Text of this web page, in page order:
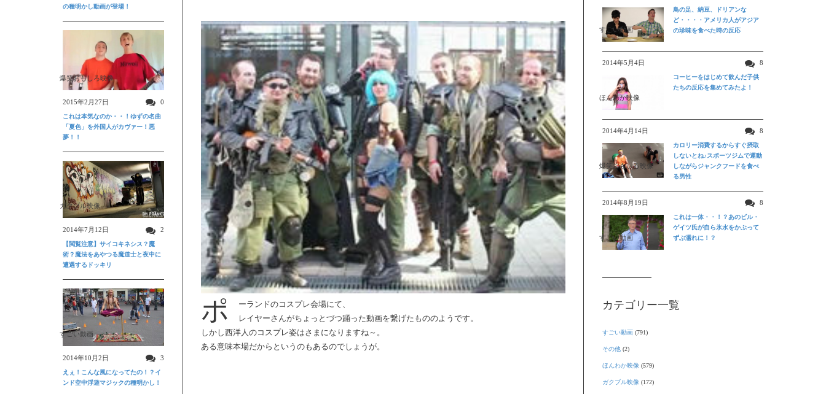
ポ
ーランドのコスプレ会場にて、
レイヤーさんがちょっとづつ踊った動画を繋げたもののようです。
しかし西洋人のコスプレ姿はさまになりますね～。
ある意味本場だからというのもあるのでしょうが。
すごい動画
鳥の足、納豆、ドリアンな
ど・・・・アメリカ人がアジア
の珍味を食べた時の反応
2014年5月4日 8
ほんわか映像
コーヒーをはじめて飲んだ子供
たちの反応を集めてみたよ！
2014年4月14日 8
爆笑おもしろ映像
カロリー消費するからすぐ摂取
しないとね♪スポーツジムで運動
しながらジャンクフードを食べ
る男性
2014年8月19日 8
すごい動画
これは一体・・！？あのビル・
ゲイツ氏が自ら氷水をかぶって
ずぶ濡れに！？
カテゴリー一覧
すごい動画 (791)
その他 (2)
ほんわか映像 (579)
ガクブル映像 (172)
の種明かし動画が登場！
爆笑おもしろ映像
2015年2月27日 0
これは本気なのか・・！ゆずの名曲
「夏色」を外国人がカヴァー！悪
夢！！
ガクブル映像
2014年7月12日 2
【閲覧注意】サイコキネシス？魔
術？魔法をあやつる魔道士と夜中に
遭遇するドッキリ
すごい動画
2014年10月2日 3
えぇ！こんな風になってたの！？イ
ンド空中浮遊マジックの種明かし！